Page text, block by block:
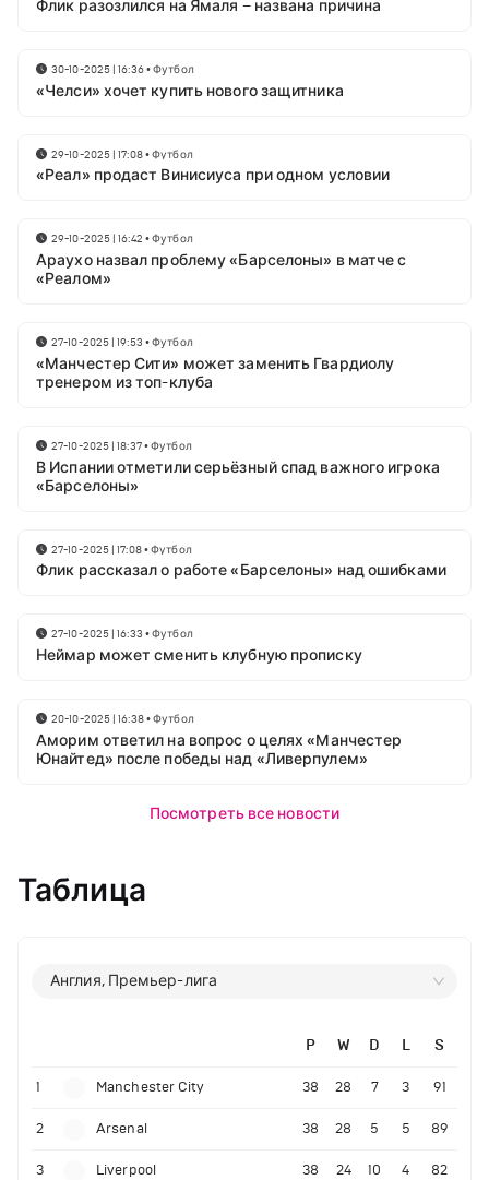
Флик разозлился на Ямаля – названа причина
30-10-2025 | 16:36•Футбол
«Челси» хочет купить нового защитника
29-10-2025 | 17:08•Футбол
«Реал» продаст Винисиуса при одном условии
29-10-2025 | 16:42 •Футбол
Араухо назвал проблему «Барселоны» в матче с
«Реалом»
27-10-2025 | 19:53 •Футбол
«Манчестер Сити» может заменить Гвардиолу
тренером из топ-клуба
27-10-2025 | 18:37•Футбол
В Испании отметили серьёзный спад важного игрока
«Барселоны»
27-10-2025 | 17:08•Футбол
Флик рассказал о работе «Барселоны» над ошибками
27-10-2025 | 16:33 •Футбол
Неймар может сменить клубную прописку
20-10-2025 | 16:38•Футбол
Аморим ответил на вопрос о целях «Манчестер
Юнайтед» после победы над «Ливерпулем»
Посмотреть все новости
Таблица
Англия, Премьер-лига
P W D L S
1 Manchester City 38 28 7 3 91
2 Arsenal 38 28 5 5 89
3 Liverpool 38 24 10 4 82